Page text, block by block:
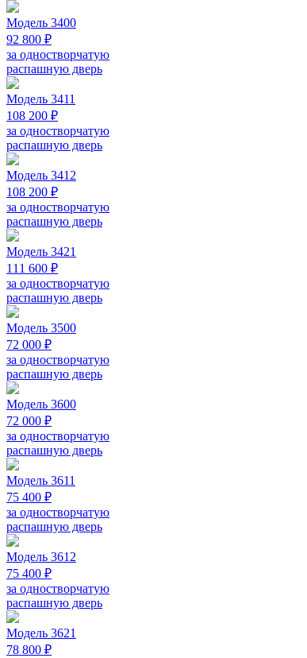
Модель 3400
92 800 ₽
за одностворчатую
распашную дверь
Модель 3411
108 200 ₽
за одностворчатую
распашную дверь
Модель 3412
108 200 ₽
за одностворчатую
распашную дверь
Модель 3421
111 600 ₽
за одностворчатую
распашную дверь
Модель 3500
72 000 ₽
за одностворчатую
распашную дверь
Модель 3600
72 000 ₽
за одностворчатую
распашную дверь
Модель 3611
75 400 ₽
за одностворчатую
распашную дверь
Модель 3612
75 400 ₽
за одностворчатую
распашную дверь
Модель 3621
78 800 ₽